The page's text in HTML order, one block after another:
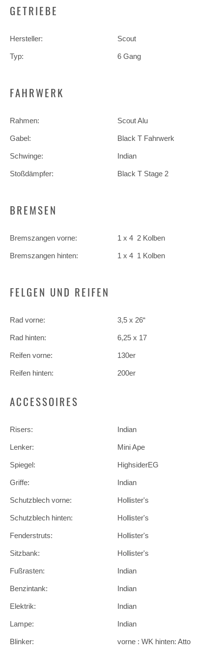
GETRIEBE
Hersteller: Scout
Typ: 6 Gang
FAHRWERK
Rahmen: Scout Alu
Gabel: Black T Fahrwerk
Schwinge: Indian
Stoßdämpfer: Black T Stage 2
BREMSEN
Bremszangen vorne: 1 x 4 2 Kolben
Bremszangen hinten: 1 x 4 1 Kolben
FELGEN UND REIFEN
Rad vorne: 3,5 x 26“
Rad hinten: 6,25 x 17
Reifen vorne: 130er
Reifen hinten: 200er
ACCESSOIRES
Risers: Indian
Lenker: Mini Ape
Spiegel: HighsiderEG
Griffe: Indian
Schutzblech vorne: Hollister's
Schutzblech hinten: Hollister's
Fenderstruts: Hollister's
Sitzbank: Hollister's
Fußrasten: Indian
Benzintank: Indian
Elektrik: Indian
Lampe: Indian
Blinker: vorne : WK hinten: Atto